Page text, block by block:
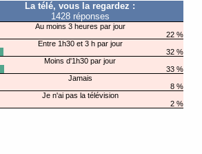
La télé, vous la regardez :
1428 réponses
Au moins 3 heures par jour
22 %
Entre 1h30 et 3 h par jour
32 %
Moins d'1h30 par jour
33 %
Jamais
8 %
Je n'ai pas la télévision
2 %